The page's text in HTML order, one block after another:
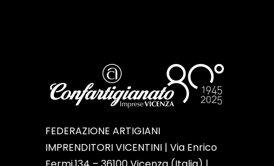
FEDERAZIONE ARTIGIANI
IMPRENDITORI VICENTINI | Via Enrico